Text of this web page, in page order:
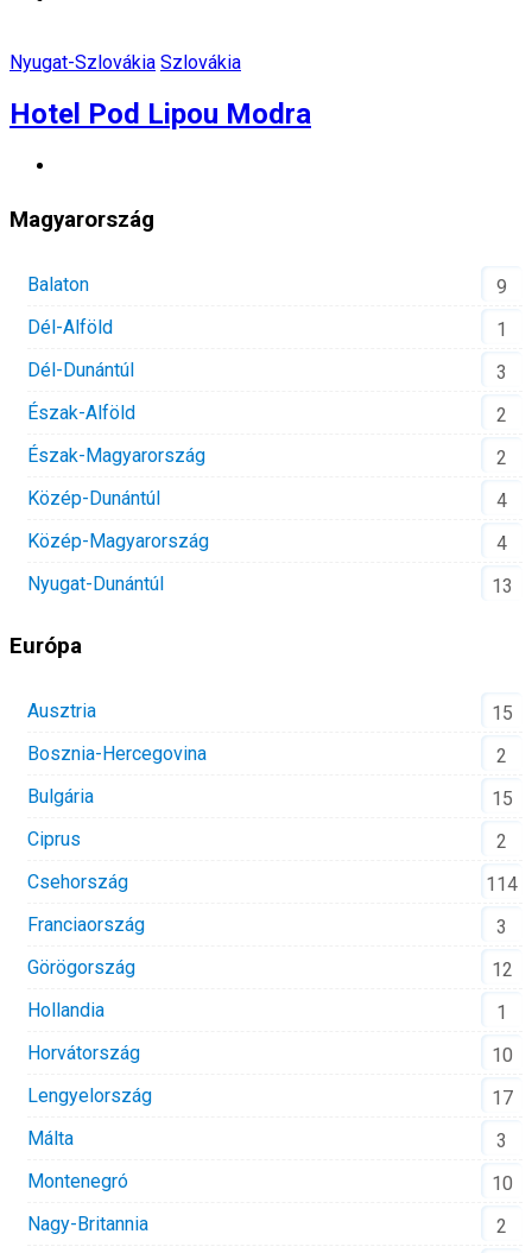
Nyugat-Szlovákia Szlovákia
Hotel Pod Lipou Modra
Magyarország
Balaton
9
Dél-Alföld
1
Dél-Dunántúl
3
Észak-Alföld
2
Észak-Magyarország
2
Közép-Dunántúl
4
Közép-Magyarország
4
Nyugat-Dunántúl
13
Európa
Ausztria
15
Bosznia-Hercegovina
2
Bulgária
15
Ciprus
2
Csehország
114
Franciaország
3
Görögország
12
Hollandia
1
Horvátország
10
Lengyelország
17
Málta
3
Montenegró
10
Nagy-Britannia
2